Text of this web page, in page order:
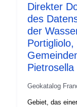
Type:
Direkter
des
der
Pietrosella
Geokatalog
Gebiet, das